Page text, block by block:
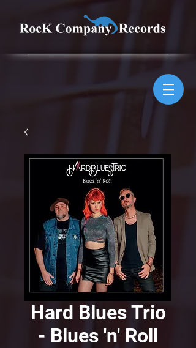
Hard Blues Trio
- Blues 'n' Roll